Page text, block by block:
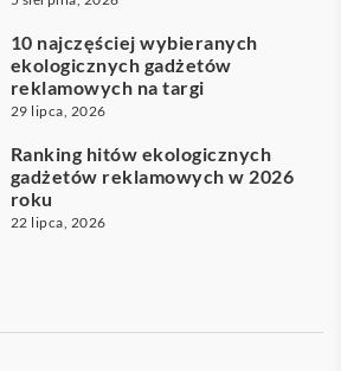
10 najczęściej wybieranych
ekologicznych gadżetów
reklamowych na targi
29 lipca, 2026
Ranking hitów ekologicznych
gadżetów reklamowych w 2026
roku
22 lipca, 2026